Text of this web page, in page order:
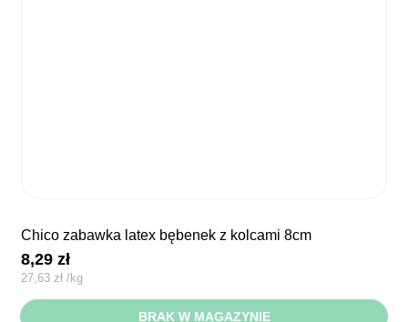
chico zabawka latex bębenek z kolcami 8cm
8,29zł
27,63zł /kg
BRAK W MAGAZYNIE